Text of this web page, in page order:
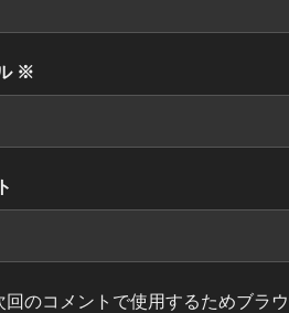
※
回のコメントで使用するためブラ